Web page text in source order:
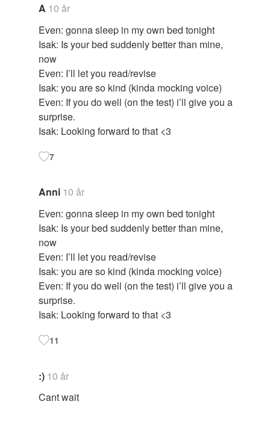
A 10 år
Even: gonna sleep in my own bed tonight
Isak: Is your bed suddenly better than mine,
now
Even: I’ll let you read/revise
Isak: you are so kind (kinda mocking voice)
Even: If you do well (on the test) i’ll give you a
surprise.
Isak: Looking forward to that <3
7
Anni 10 år
Even: gonna sleep in my own bed tonight
Isak: Is your bed suddenly better than mine,
now
Even: I’ll let you read/revise
Isak: you are so kind (kinda mocking voice)
Even: If you do well (on the test) i’ll give you a
surprise.
Isak: Looking forward to that <3
11
:) 10 år
Cant wait